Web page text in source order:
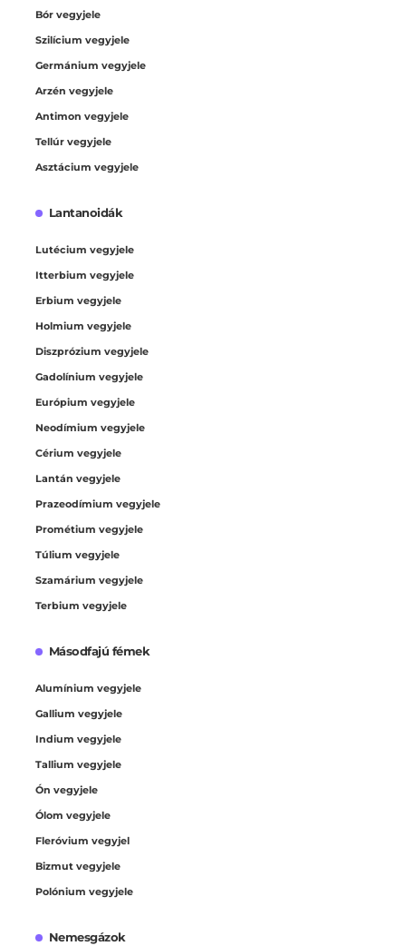
Bór vegyjele
Szilícium vegyjele
Germánium vegyjele
Arzén vegyjele
Antimon vegyjele
Tellúr vegyjele
Asztácium vegyjele
Lantanoidák
Lutécium vegyjele
Itterbium vegyjele
Erbium vegyjele
Holmium vegyjele
Diszprózium vegyjele
Gadolínium vegyjele
Európium vegyjele
Neodímium vegyjele
Cérium vegyjele
Lantán vegyjele
Prazeodímium vegyjele
Prométium vegyjele
Túlium vegyjele
Szamárium vegyjele
Terbium vegyjele
Másodfajú fémek
Alumínium vegyjele
Gallium vegyjele
Indium vegyjele
Tallium vegyjele
Ón vegyjele
Ólom vegyjele
Fleróvium vegyjel
Bizmut vegyjele
Polónium vegyjele
Nemesgázok